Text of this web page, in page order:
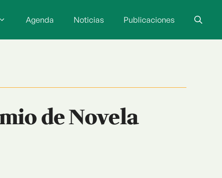
Agenda Noticias Publicaciones
de Novela